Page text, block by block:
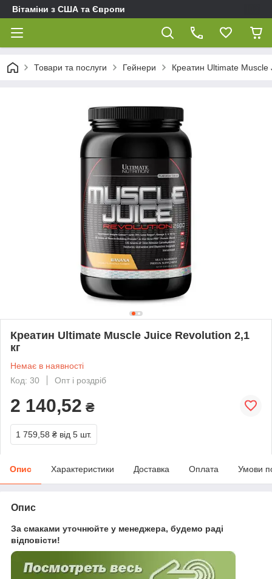
Вітаміни з США та Європи
Товари та послуги Гейнери Креатин Ultimate Muscle
Креатин Ultimate Muscle Juice Revolution 2,1
кг
Немає в наявності
Код: 30
Опт і роздріб
2 140,52 ₴
1 759,58 ₴ від 5 шт.
Опис Характеристики Доставка Оплата Умови
Опис
За смаками уточнюйте у менеджера, будемо раді
відповісти!